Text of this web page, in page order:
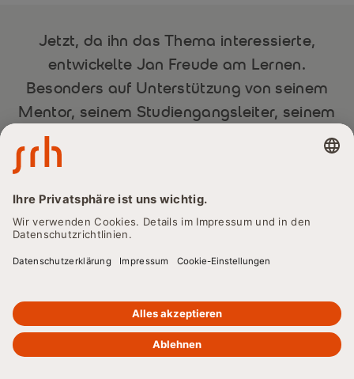
Jetzt, da ihn das Thema interessierte,
entwickelte Jan Freude am Lernen.
Besonders auf Unterstützung von seinem
Mentor, seinem Studiengangsleiter, seinem
Mitstudent Lukas und seiner Frau konnte er
Es waren vor allem die Menschen, die Jans Studienzeit zu
der prägendsten Zeit seines Lebens machten. Besonders,